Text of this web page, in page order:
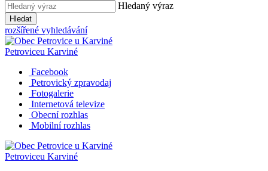
Hledaný výraz
Hledat
rozšířené vyhledávání
Petroviceu Karviné
Facebook
Petrovický zpravodaj
Fotogalerie
Internetová televize
Obecní rozhlas
Mobilní rozhlas
Petroviceu Karviné